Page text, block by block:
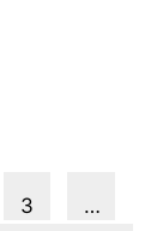
3 …